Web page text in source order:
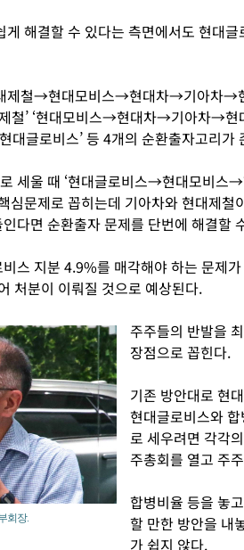
해결할 수 있다는 측면에서도 현대
제철→현대모비스→현대차→기아차→
’ ‘현대모비스→현대차→기아차→현
글로비스’ 등 4개의 순환출자고리가
세울 때 ‘현대글로비스→현대모비스
심문제로 꼽히는데 기아차와 현대제철
다면 순환출자 문제를 단번에 해결할
스 지분 4.9%를 매각해야 하는 문제
처분이 이뤄질 것으로 예상된다.
회장.
주주들의 반발을
장점으로 꼽힌다.
기존 방안대로 현
현대글로비스와
로 세우려면 각각
주총회를 열고 주
합병비율 등을 놓
할 만한 방안을 내
가 쉽지 않다.